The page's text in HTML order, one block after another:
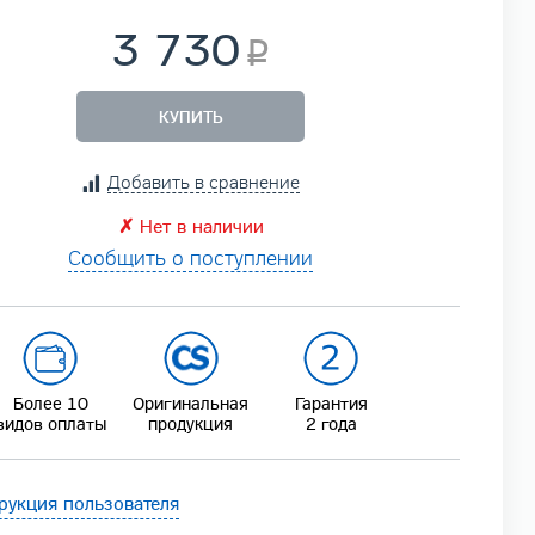
3 730
КУПИТЬ
Добавить в сравнение
✗ Нет в наличии
Сообщить о поступлении
Более 10
оплаты
Оригинальная
продукция
Гарантия
2 года
пользователя